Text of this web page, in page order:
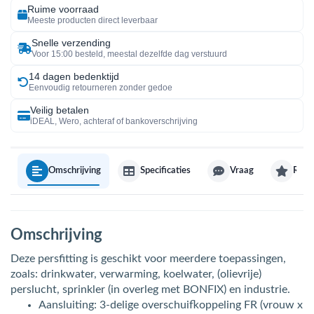
Ruime voorraad
Meeste producten direct leverbaar
Snelle verzending
Voor 15:00 besteld, meestal dezelfde dag verstuurd
14 dagen bedenktijd
Eenvoudig retourneren zonder gedoe
Veilig betalen
iDEAL, Wero, achteraf of bankoverschrijving
Omschrijving Specificaties Vraag
Omschrijving
Deze persfitting is geschikt voor meerdere toepassingen,
zoals: drinkwater, verwarming, koelwater, (olievrije)
perslucht, sprinkler (in overleg met BONFIX) en industrie.
Aansluiting: 3-delige overschuifkoppeling FR (vrouw x